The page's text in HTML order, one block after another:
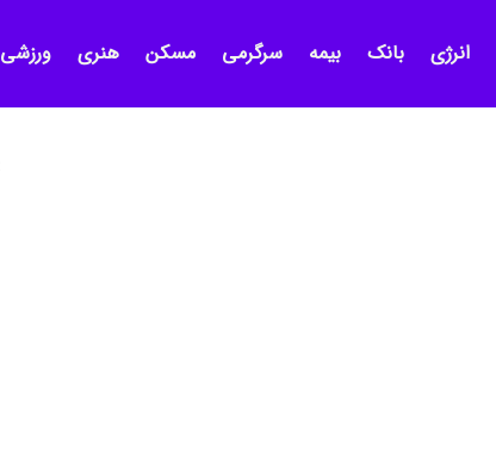
انرژی بانک بیمه سرگرمی مسکن هنری ورزشی